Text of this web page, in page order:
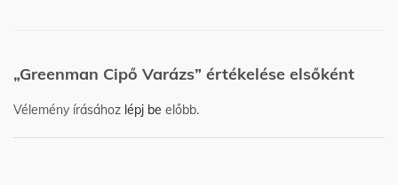
„Greenman Cipő Varázs” értékelése elsőként
Vélemény írásához lépj be előbb.